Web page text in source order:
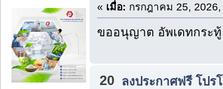
« เมื่อ: กรกฎาคม 25,
ขออนุญาต อัพเดทกระทู้
20
ลงประกาศฟรี โป